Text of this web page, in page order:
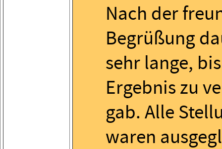
Nach der
Begrüßung
sehr lange,
Ergebnis zu
gab. Alle
waren